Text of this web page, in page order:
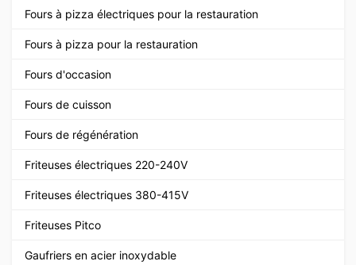
Fours à pizza électriques pour la restauration
Fours à pizza pour la restauration
Fours d'occasion
Fours de cuisson
Fours de régénération
Friteuses électriques 220-240V
Friteuses électriques 380-415V
Friteuses Pitco
Gaufriers en acier inoxydable